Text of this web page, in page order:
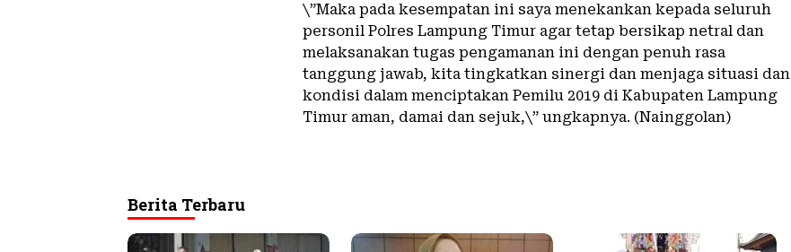
\”Maka pada kesempatan ini saya menekankan kepada seluruh
personil Polres Lampung Timur agar tetap bersikap netral dan
melaksanakan tugas pengamanan ini dengan penuh rasa
tanggung jawab, kita tingkatkan sinergi dan menjaga situasi dan
kondisi dalam menciptakan Pemilu 2019 di Kabupaten Lampung
Timur aman, damai dan sejuk,\” ungkapnya. (Nainggolan)
Berita Terbaru